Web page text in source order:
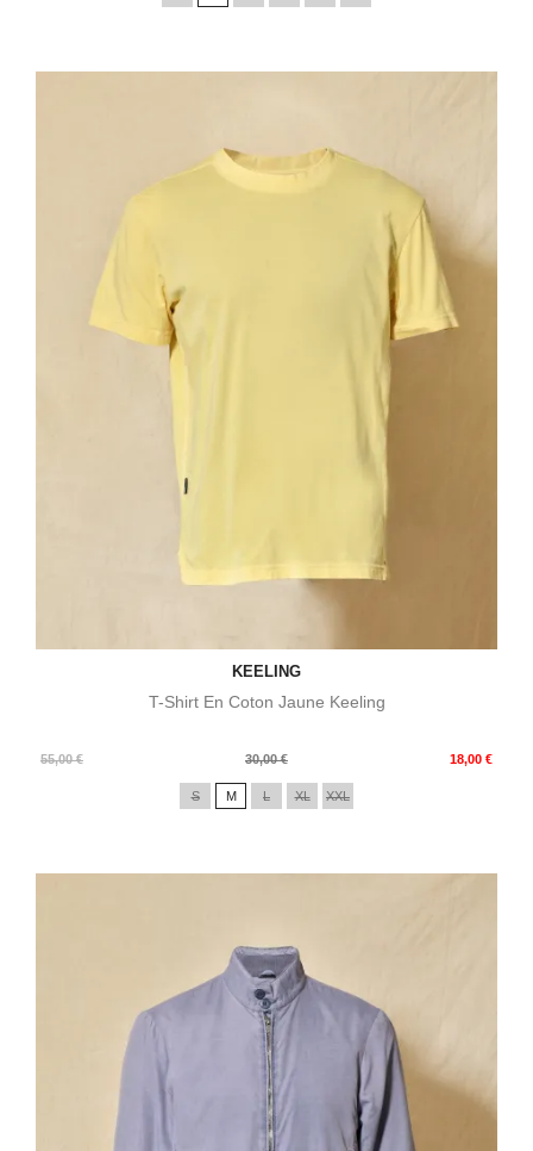
KEELING
T-Shirt En Coton Jaune Keeling
55,00 €
Prix
30,00 € 18,00 €
Prix
S M L XL XXL